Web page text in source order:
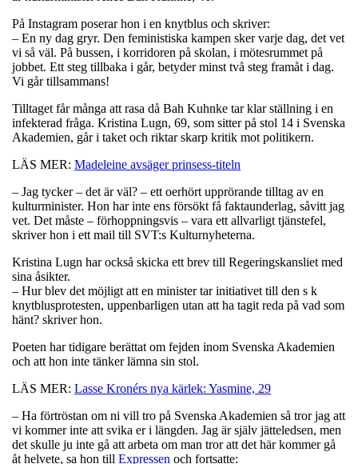
På Instagram poserar hon i en knytblus och skriver:
– En ny dag gryr. Den feministiska kampen sker varje dag, det vet
vi så väl. På bussen, i korridoren på skolan, i mötesrummet på
jobbet. Ett steg tillbaka i går, betyder minst två steg framåt i dag.
Vi går tillsammans!
Tilltaget får många att rasa då Bah Kuhnke tar klar ställning i en
infekterad fråga. Kristina Lugn, 69, som sitter på stol 14 i Svenska
Akademien, går i taket och riktar skarp kritik mot politikern.
LÄS MER: Madeleine avsäger prinsess-titeln
– Jag tycker – det är väl? – ett oerhört upprörande tilltag av en
kulturminister. Hon har inte ens försökt få faktaunderlag, såvitt jag
vet. Det måste – förhoppningsvis – vara ett allvarligt tjänstefel,
skriver hon i ett mail till SVT:s Kulturnyheterna.
Kristina Lugn har också skicka ett brev till Regeringskansliet med
sina åsikter.
– Hur blev det möjligt att en minister tar initiativet till den s k
knytblusprotesten, uppenbarligen utan att ha tagit reda på vad som
hänt? skriver hon.
Poeten har tidigare berättat om fejden inom Svenska Akademien
och att hon inte tänker lämna sin stol.
LÄS MER: Lasse Kronérs nya kärlek: Yasmine, 29
– Ha förtröstan om ni vill tro på Svenska Akademien så tror jag att
vi kommer inte att svika er i längden. Jag är själv jätteledsen, men
det skulle ju inte gå att arbeta om man tror att det här kommer gå
åt helvete, sa hon till Expressen och fortsatte: